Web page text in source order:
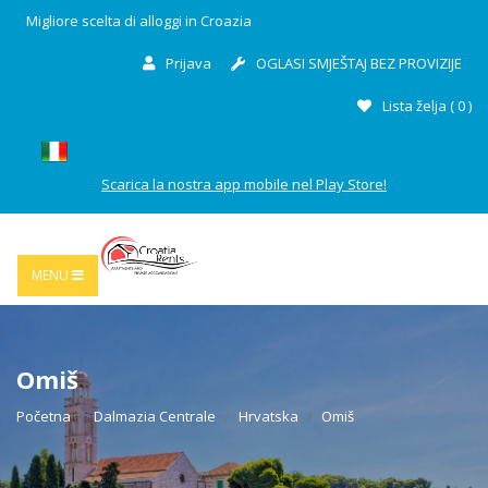
Migliore scelta di alloggi in Croazia
Prijava OGLASI SMJEŠTAJ BEZ PROVIZIJE
Lista želja (0)
Scarica la nostra app mobile nel Play Store!
MENU
Omiš
Početna Dalmazia Centrale Hrvatska Omiš